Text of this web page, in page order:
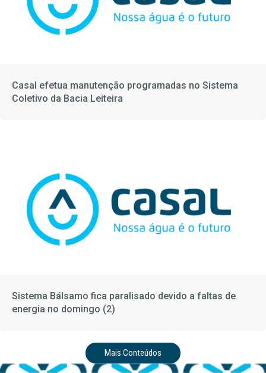
Casal efetua manutenção programadas no Sistema
Coletivo da Bacia Leiteira
Sistema Bálsamo fica paralisado devido a faltas de
energia no domingo (2)
Mais Conteúdos